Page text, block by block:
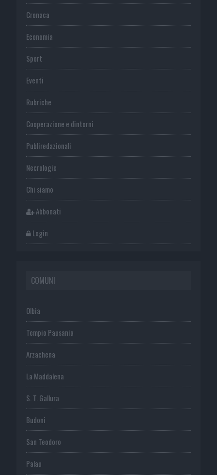
Cronaca
Economia
Sport
Eventi
Rubriche
Cooperazione e dintorni
Publiredazionali
Necrologie
Chi siamo
Abbonati
Login
COMUNI
Olbia
Tempio Pausania
Arzachena
La Maddalena
S. T. Gallura
Budoni
San Teodoro
Palau